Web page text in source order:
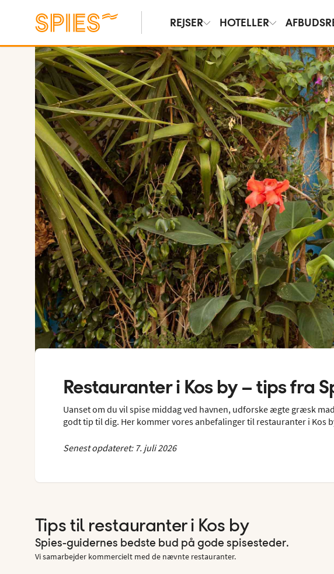
REJSER HOTELLER
Restauranter i Kos by – tips fra
Uanset om du vil spise middag ved havnen, udforske ægte græsk
godt tip til dig. Her kommer vores anbefalinger til restauranter i Kos
Senest opdateret: 7. juli 2026
Tips til restauranter i Kos by
Spies-guidernes bedste bud på gode spisesteder.
Vi samarbejder kommercielt med de nævnte restauranter.